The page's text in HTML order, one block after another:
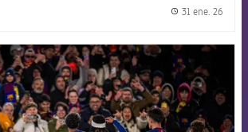
31 ene. 26
FCB Barcelona badge